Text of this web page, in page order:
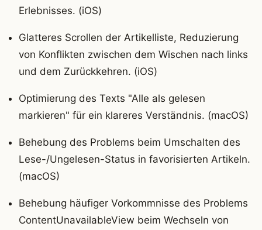
Erlebnisses. (iOS)
Glatteres Scrollen der Artikelliste, Reduzierung
von Konflikten zwischen dem Wischen nach links
und dem Zurückkehren. (iOS)
Optimierung des Texts "Alle als gelesen
markieren" für ein klareres Verständnis. (macOS)
Behebung des Problems beim Umschalten des
Lese-/Ungelesen-Status in favorisierten Artikeln.
(macOS)
Behebung häufiger Vorkommnisse des Problems
ContentUnavailableView beim Wechseln von